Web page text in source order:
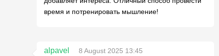
время и потренировать мышление!
alpavel
8 August 2025 13:45